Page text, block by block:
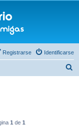
Identificarse
Registrarse
1 de 1